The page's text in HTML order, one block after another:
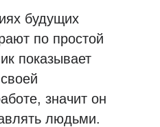
генерального директора и
будущих
по простой
показывает
значит он
людьми.